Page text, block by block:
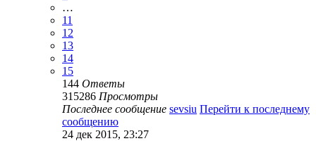
…
11
12
13
14
15
144 Ответы
315286 Просмотры
Последнее сообщение sevsiu Перейти к последнему
сообщению
24 дек 2015, 23:27